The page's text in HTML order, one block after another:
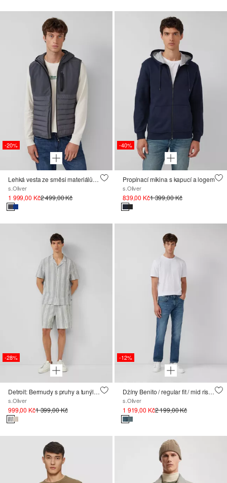
-20%
Lehká vesta ze směsi materiálů s kapucí
s.Oliver
1 999,00 Kč2 499,00 Kč
-40%
Propínací mikina s kapucí a logem
s.Oliver
839,00 Kč1 399,00 Kč
-28%
Detroit: Bermudy s pruhy a tunýlkem na stažení
s.Oliver
999,00 Kč1 399,00 Kč
-12%
Džíny Benito / regular fit / mid rise / straight leg / 5-gear denim
s.Oliver
1 919,00 Kč2 199,00 Kč